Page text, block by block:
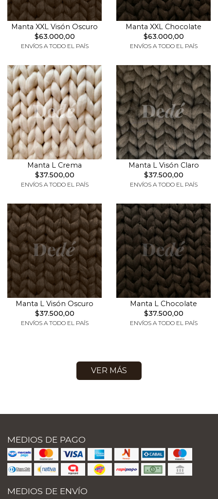
Manta XXL Visón Oscuro
$63.000,00
ENVÍOS A TODO EL PAÍS
Manta XXL Chocolate
$63.000,00
ENVÍOS A TODO EL PAÍS
Manta L Crema
$37.500,00
ENVÍOS A TODO EL PAÍS
Manta L Visón Claro
$37.500,00
ENVÍOS A TODO EL PAÍS
Manta L Visón Oscuro
$37.500,00
ENVÍOS A TODO EL PAÍS
Manta L Chocolate
$37.500,00
ENVÍOS A TODO EL PAÍS
VER MÁS
MEDIOS DE PAGO
MEDIOS DE ENVÍO